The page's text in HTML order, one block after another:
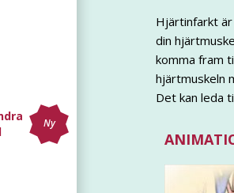
Ny
Hjärtinfarkt
din
komma fram
hjärtmuskeln
Det kan leda